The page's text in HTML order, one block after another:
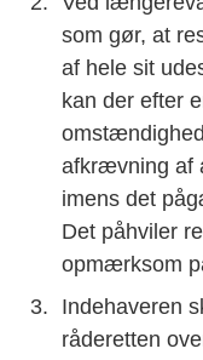
som gør, at
af hele sit
kan der efter
afkrævning af
imens det
Det påhviler
opmærksom
Indehaveren
råderetten